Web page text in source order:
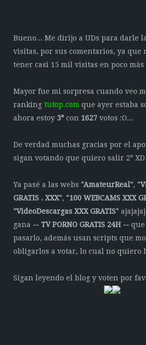
Bueno... Me dirijo a UDs para darle
visitas, por sus comentarios, ya que
tener casi 15 mil visitas en poco más
Mayor fue mi sorpresa cuando veo
rankingtutop.com que ayer estaba
ahora estoy 3° con 1627 votos :O...
De verdad muchas gracias por el
sigan votando que quiero salir 2°
Ya pasé a las webs "AmateurReal",
GRATIS . XXX", "100 WEBCAMS XXX
"VideoDescargas XXX GRATIS"
gana -- TV PORNO GRATIS 24H --que
pasarlo, además usan scripts que
obligarlos a votar, lo cual no quiero
Sigan leyendo el blog y voten por